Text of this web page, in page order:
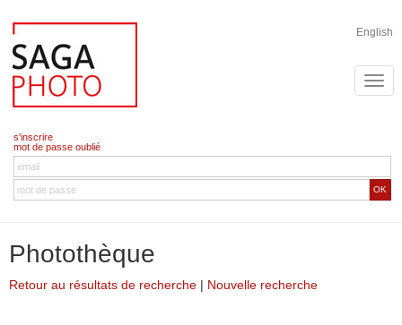
English
s'inscrire
mot de passe oublié
OK
Photothèque
Retour au résultats de recherche | Nouvelle recherche